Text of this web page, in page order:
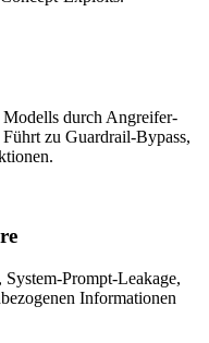
durch Angreifer-
zu Guardrail-Bypass,
Prompt-Leakage,
Informationen